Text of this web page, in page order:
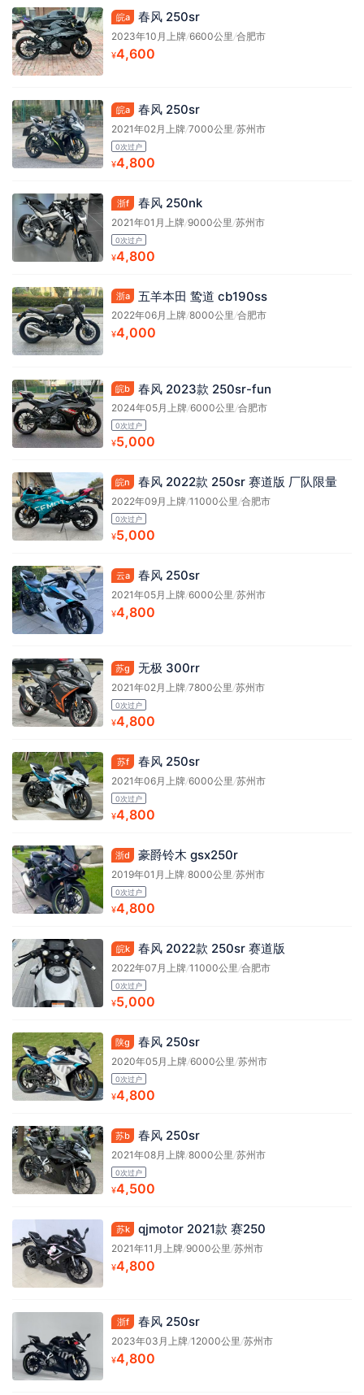
皖a 春风 250sr
2023年10月上牌/6600公里 /合肥市
¥4,600
皖a 春风 250sr
2021年02月上牌/7000公里 /苏州市
0次过户
¥4,800
浙f 春风 250nk
2021年01月上牌/9000公里 /苏州市
0次过户
¥4,800
浙a 五羊本田 鸷道 cb190ss
2022年06月上牌/8000公里/合肥市
¥4,000
皖b 春风 2023款 250sr-fun
2024年05月上牌/6000公里/合肥市
0次过户
¥5,000
皖n 春风 2022款 250sr 赛道版 厂队限量
2022年09月上牌/11000公里/合肥市
0次过户
¥5,000
云a 春风 250sr
2021年05月上牌/6000公里/苏州市
¥4,800
苏g 无极 300rr
2021年02月上牌/7800公里/苏州市
0次过户
¥4,800
苏f 春风 250sr
2021年06月上牌/6000公里/苏州市
0次过户
¥4,800
浙d 豪爵铃木 gsx250r
2019年01月上牌/8000公里/苏州市
0次过户
¥4,800
皖k 春风 2022款 250sr 赛道版
2022年07月上牌/11000公里/合肥市
0次过户
¥5,000
陕g 春风 250sr
2020年05月上牌/6000公里 /苏州市
0次过户
¥4,800
苏b 春风 250sr
2021年08月上牌/8000公里 /苏州市
0次过户
¥4,500
苏k qjmotor 2021款 赛250
2021年11月上牌/9000公里 /苏州市
¥4,800
浙f 春风 250sr
2023年03月上牌/12000公里 /苏州市
¥4,800